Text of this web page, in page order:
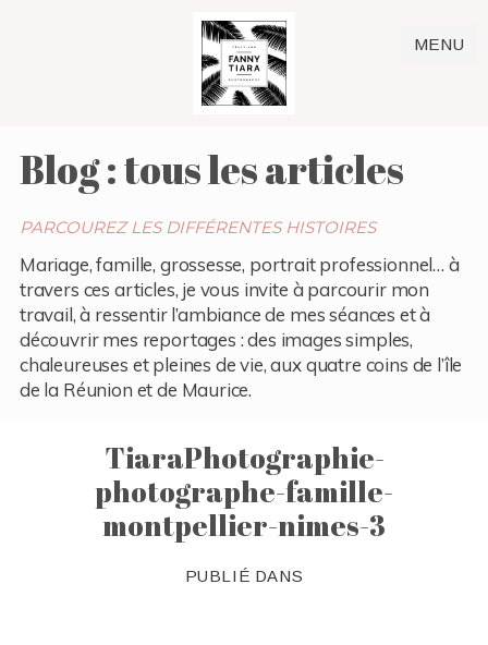
MENU
Blog : tous les articles
PARCOUREZ LES DIFFÉRENTES HISTOIRES
Mariage, famille, grossesse, portrait professionnel… à
travers ces articles, je vous invite à parcourir mon
travail, à ressentir l’ambiance de mes séances et à
découvrir mes reportages : des images simples,
chaleureuses et pleines de vie, aux quatre coins de l’île
de la Réunion et de Maurice.
TiaraPhotographie-
photographe-famille-
montpellier-nimes-3
PUBLIÉ DANS